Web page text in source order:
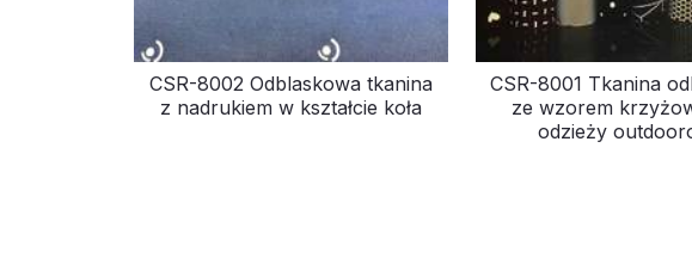
CSR-8002 Odblaskowa tkanina
z nadrukiem w kształcie koła
CSR-8001 Tkanina
ze wzorem
odzieży